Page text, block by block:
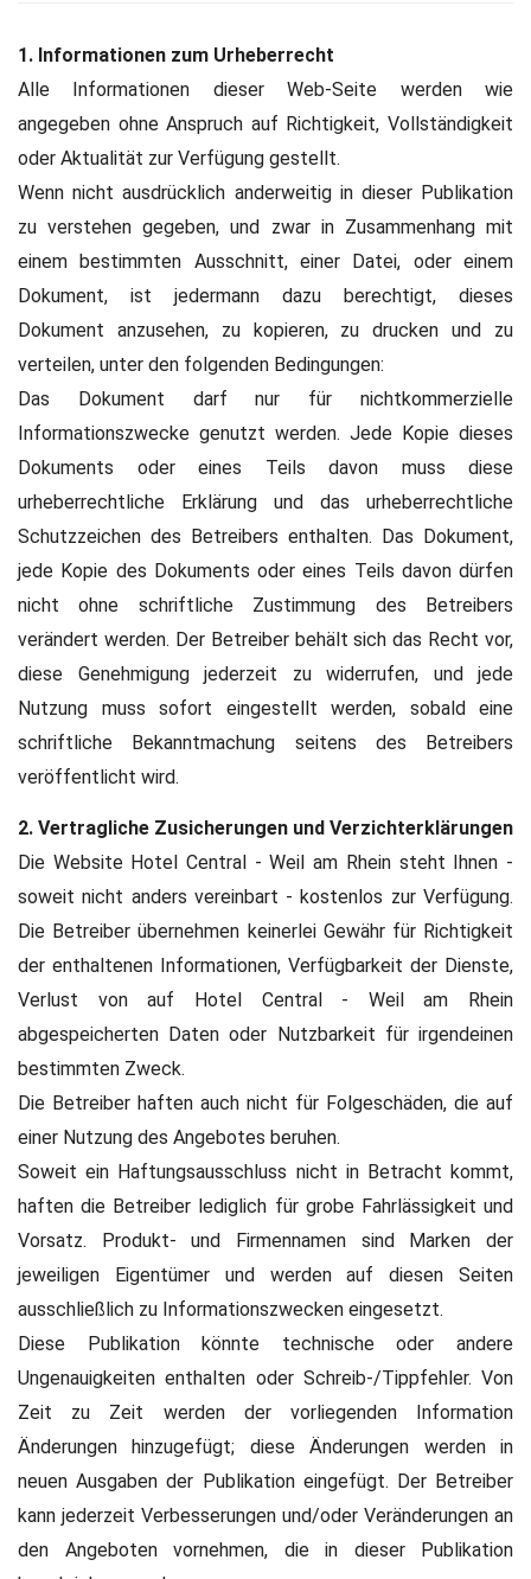
1. Informationen zum Urheberrecht
Alle Informationen dieser Web-Seite werden wie
angegeben ohne Anspruch auf Richtigkeit, Vollständigkeit
oder Aktualität zur Verfügung gestellt.
Wenn nicht ausdrücklich anderweitig in dieser Publikation
zu verstehen gegeben, und zwar in Zusammenhang mit
einem bestimmten Ausschnitt, einer Datei, oder einem
Dokument, ist jedermann dazu berechtigt, dieses
Dokument anzusehen, zu kopieren, zu drucken und zu
verteilen, unter den folgenden Bedingungen:
Das Dokument darf nur für nichtkommerzielle
Informationszwecke genutzt werden. Jede Kopie dieses
Dokuments oder eines Teils davon muss diese
urheberrechtliche Erklärung und das urheberrechtliche
Schutzzeichen des Betreibers enthalten. Das Dokument,
jede Kopie des Dokuments oder eines Teils davon dürfen
nicht ohne schriftliche Zustimmung des Betreibers
verändert werden. Der Betreiber behält sich das Recht vor,
diese Genehmigung jederzeit zu widerrufen, und jede
Nutzung muss sofort eingestellt werden, sobald eine
schriftliche Bekanntmachung seitens des Betreibers
veröffentlicht wird.
2. Vertragliche Zusicherungen und Verzichterklärungen
Die Website Hotel Central - Weil am Rhein steht Ihnen -
soweit nicht anders vereinbart - kostenlos zur Verfügung.
Die Betreiber übernehmen keinerlei Gewähr für Richtigkeit
der enthaltenen Informationen, Verfügbarkeit der Dienste,
Verlust von auf Hotel Central - Weil am Rhein
abgespeicherten Daten oder Nutzbarkeit für irgendeinen
bestimmten Zweck.
Die Betreiber haften auch nicht für Folgeschäden, die auf
einer Nutzung des Angebotes beruhen.
Soweit ein Haftungsausschluss nicht in Betracht kommt,
haften die Betreiber lediglich für grobe Fahrlässigkeit und
Vorsatz. Produkt- und Firmennamen sind Marken der
jeweiligen Eigentümer und werden auf diesen Seiten
ausschließlich zu Informationszwecken eingesetzt.
Diese Publikation könnte technische oder andere
Ungenauigkeiten enthalten oder Schreib-/Tippfehler. Von
Zeit zu Zeit werden der vorliegenden Information
Änderungen hinzugefügt; diese Änderungen werden in
neuen Ausgaben der Publikation eingefügt. Der Betreiber
kann jederzeit Verbesserungen und/oder Veränderungen an
den Angeboten vornehmen, die in dieser Publikation